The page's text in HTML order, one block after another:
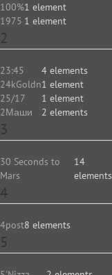
100%1 element
1975 1 element
2
23:45
4 elements
24kGoldn1 element
25/17
1 element
2Маши
2 elements
3
30 Seconds to
Mars
14
elements
4
4post8 elements
5